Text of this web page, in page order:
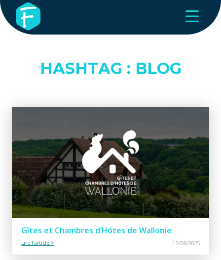
HASHTAG : BLOG
Gîtes et Chambres d’Hôtes de Wallonie
Lire l'article > 12/08/2025